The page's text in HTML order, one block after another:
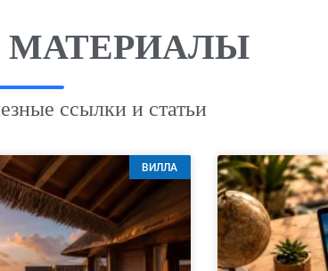
МАТЕРИАЛЫ
ссылки и статьи
ВИЛЛА